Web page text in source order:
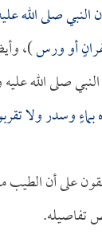
النبي صلى الله
أو ورس)،
صلى الله
وسدر ولا
على أن
تفاصيله.